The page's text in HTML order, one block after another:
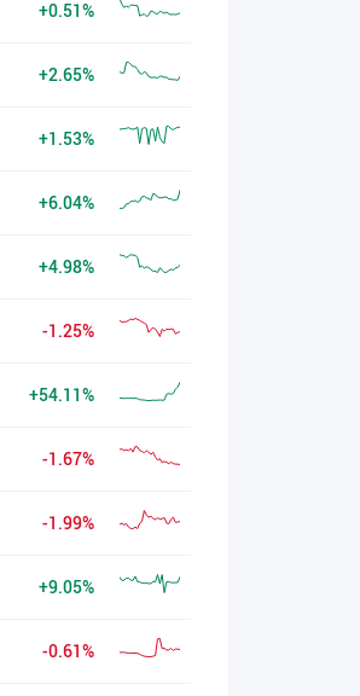
+0.51%
+2.65%
+1.53%
+6.04%
+4.98%
-1.25%
+54.11%
-1.67%
-1.99%
+9.05%
-0.61%